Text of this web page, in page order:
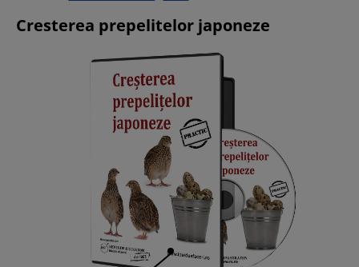
Cresterea prepelitelor japoneze